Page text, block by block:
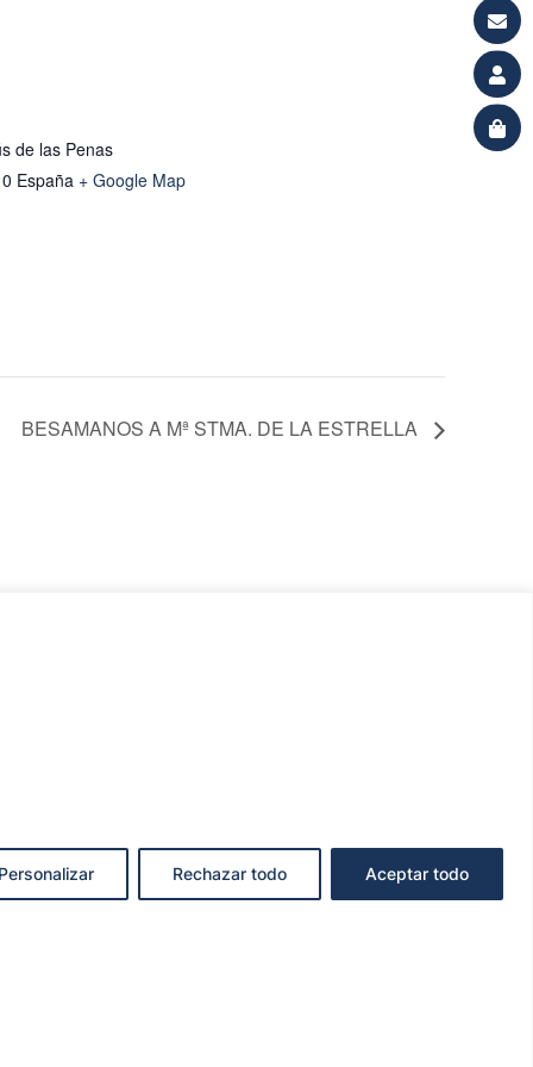
Rechazar todo Aceptar todo
de las Penas
España + Google Map
BESAMANOS A Mª STMA. DE LA ESTRELLA